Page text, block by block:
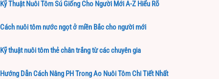
Kỹ Thuật Nuôi Tôm Sú Giống Cho Người Mới A-Z Hiểu Rõ
Cách nuôi tôm nước ngọt ở miền Bắc cho người mới
Kỹ thuật nuôi tôm thẻ chân trắng từ các chuyên gia
Hướng Dẫn Cách Nâng PH Trong Ao Nuôi Tôm Chi Tiết Nhất